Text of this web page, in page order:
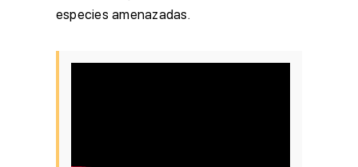
especies amenazadas.